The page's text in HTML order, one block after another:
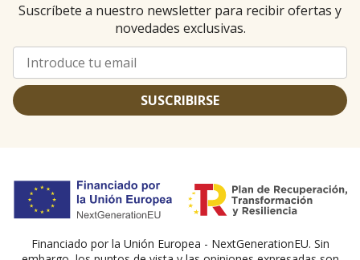
Suscríbete a nuestro newsletter para recibir ofertas y
novedades exclusivas.
SUSCRIBIRSE
Financiado por la Unión Europea - NextGenerationEU. Sin